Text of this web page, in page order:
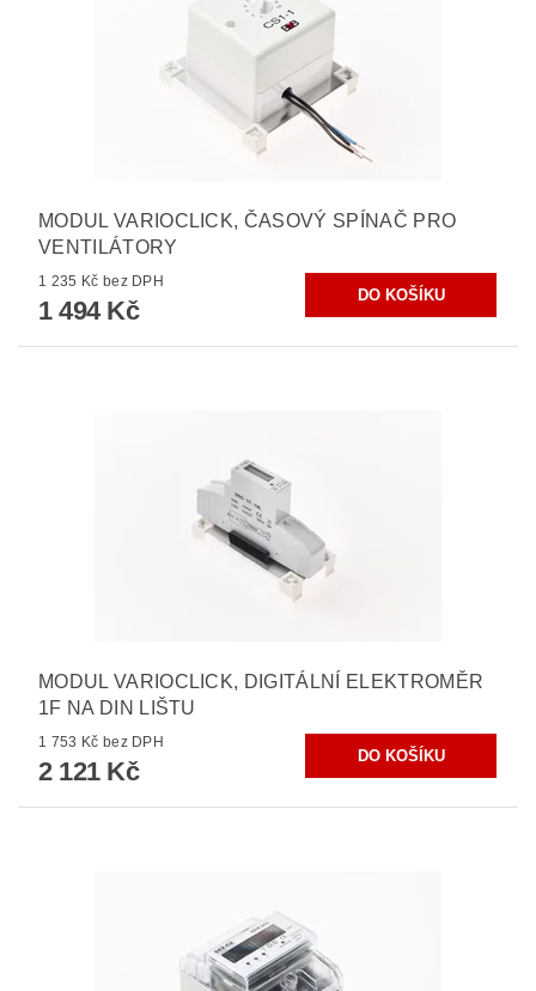
MODUL VARIOCLICK, ČASOVÝ SPÍNAČ PRO
VENTILÁTORY
1 235 Kč bez DPH
1 494 Kč
MODUL VARIOCLICK, DIGITÁLNÍ ELEKTROMĚR
1F NA DIN LIŠTU
1 753 Kč bez DPH
2 121 Kč